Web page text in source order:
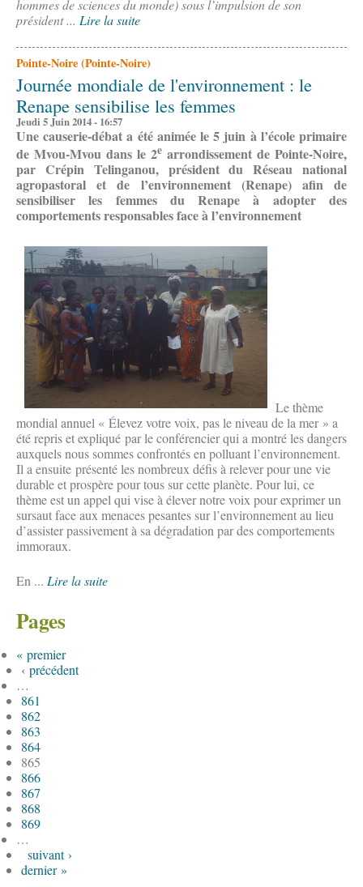
hommes de sciences du monde) sous l’impulsion de son
président ... Lire la suite
Pointe-Noire (Pointe-Noire)
Journée mondiale de l'environnement : le
Renape sensibilise les femmes
Jeudi 5 Juin 2014 - 16:57
Une causerie-débat a été animée le 5 juin à l’école primaire
de Mvou-Mvou dans le 2e arrondissement de Pointe-Noire,
par Crépin Telinganou, président du Réseau national
agropastoral et de l’environnement (Renape) afin de
sensibiliser les femmes du Renape à adopter des
comportements responsables face à l’environnement
Le thème
mondial annuel « Élevez votre voix, pas le niveau de la mer » a
été repris et expliqué par le conférencier qui a montré les dangers
auxquels nous sommes confrontés en polluant l’environnement.
Il a ensuite présenté les nombreux défis à relever pour une vie
durable et prospère pour tous sur cette planète. Pour lui, ce
thème est un appel qui vise à élever notre voix pour exprimer un
sursaut face aux menaces pesantes sur l’environnement au lieu
d’assister passivement à sa dégradation par des comportements
immoraux.
En ... Lire la suite
Pages
« premier
‹ précédent
…
861
862
863
864
865
866
867
868
869
…
suivant ›
dernier »